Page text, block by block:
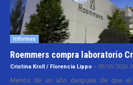
Informes
Roemmers compra laboratorio
Cristina Kroll / Florencia Lippo - 05/05/2026
Menos de un año después de que el